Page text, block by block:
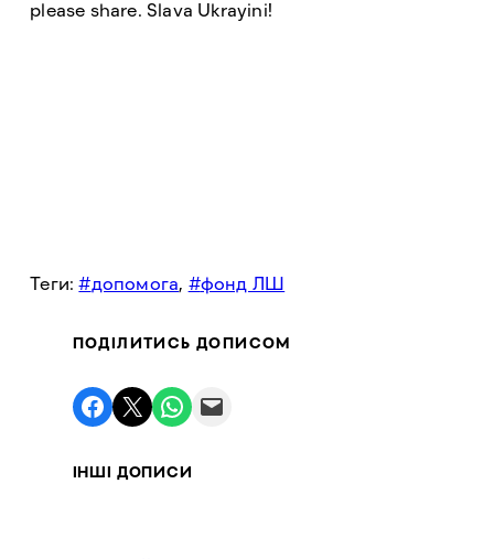
please share. Slava Ukrayini!
Теги: допомога фонд ЛШ
ПОДІЛИТИСЬ ДОПИСОМ
Поділитись у Facebook Поділитись в X Поділитись у WhatsApp Надіслати поштою
ІНШІ ДОПИСИ